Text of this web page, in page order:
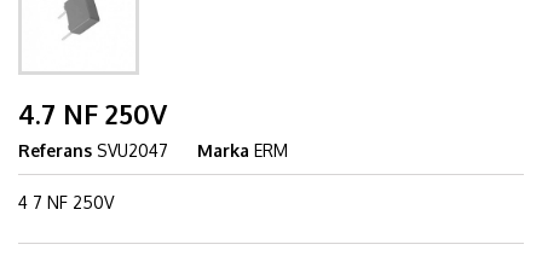
4.7 NF 250V
Referans SVU2047 Marka ERM
4 7 NF 250V